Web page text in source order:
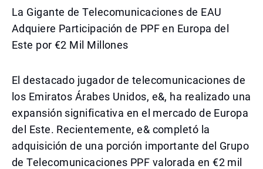
La Gigante de Telecomunicaciones de EAU
Adquiere Participación de PPF en Europa del
Este por €2 Mil Millones
El destacado jugador de telecomunicaciones de
los Emiratos Árabes Unidos, e&, ha realizado una
expansión significativa en el mercado de Europa
del Este. Recientemente, e& completó la
adquisición de una porción importante del Grupo
de Telecomunicaciones PPF valorada en €2 mil